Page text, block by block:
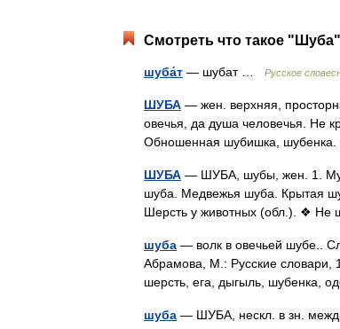
Смотреть что такое
шуба́т — шубат … Русское
ШУБА — жен. верхняя,
овечья, да душа человечья. Не
Обношенная шубишка,
ШУБА — ШУБА, шубы, жен. 1.
шуба. Медвежья шуба. Крытая
Шерсть у животных (обл.). ❖ Не
шуба — волк в овечьей шубе..
Абрамова, М.: Русские словари,
шерсть, ега, дыгыль, шубенка,
шуба — ШУБА, нескл. в зн.